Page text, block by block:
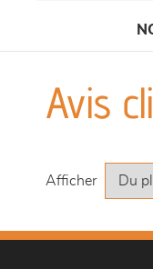
canapés et
Avis
Afficher